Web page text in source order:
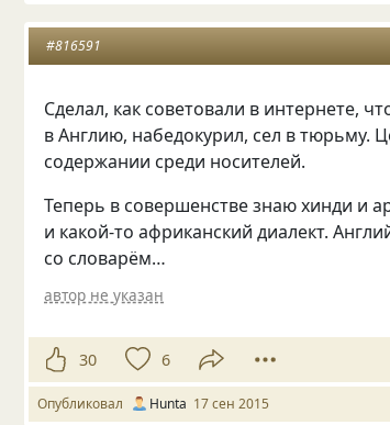
#816591
Сделал, как советовали в интернете,
в Англию, набедокурил, сел в тюрьму.
содержании среди носителей.
Теперь в совершенстве знаю хинди и
и какой-то африканский диалект.
со словарём…
автор не указан
30 6
Опубликовал Hunta 17 сен 2015